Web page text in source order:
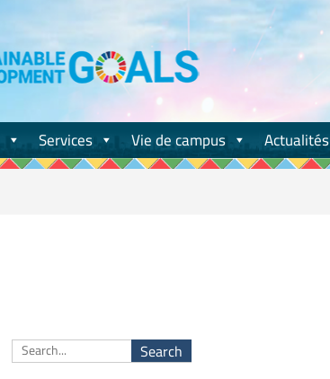
Services Vie de campus Actualités
Search
for: